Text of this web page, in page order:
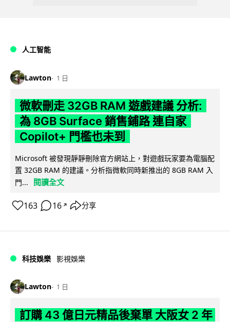
人工智能
Lawton 1 日
微軟刪走 32GB RAM 遊戲建議 分析:
為 8GB Surface 銷售鋪路 連自家
Copilot+ 門檻也未到
Microsoft 被發現靜靜刪除官方網站上，對遊戲玩家要為電腦配
置 32GB RAM 的建議。分析指微軟同時新推出的 8GB RAM 入
門...
閱讀全文
163 16 ↗ 分享
科技娛樂 影視娛樂
Lawton 1 日
訂購 43 億日元精品後棄單 大阪女 2 年